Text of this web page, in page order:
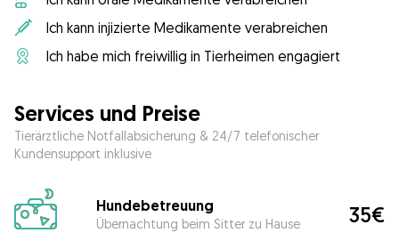
Ich kann injizierte Medikamente verabreichen
Ich habe mich freiwillig in Tierheimen engagiert
Services und Preise
Tierärztliche Notfallabsicherung & 24/7 telefonischer
Kundensupport inklusive
Hundebetreuung
Übernachtung beim Sitter zu Hause 35€